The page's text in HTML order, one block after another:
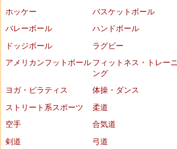
ホッケー
バスケットボール
バレーボール
ハンドボール
ドッジボール
ラグビー
アメリカンフットボール フィットネス・トレーニ
ング
ヨガ・ピラティス
体操・ダンス
ストリート系スポーツ
柔道
空手
合気道
剣道
弓道